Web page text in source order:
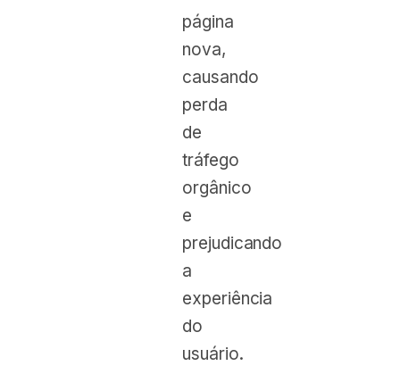
página
nova,
causando
perda
de
tráfego
orgânico
e
prejudicando
a
experiência
do
usuário.